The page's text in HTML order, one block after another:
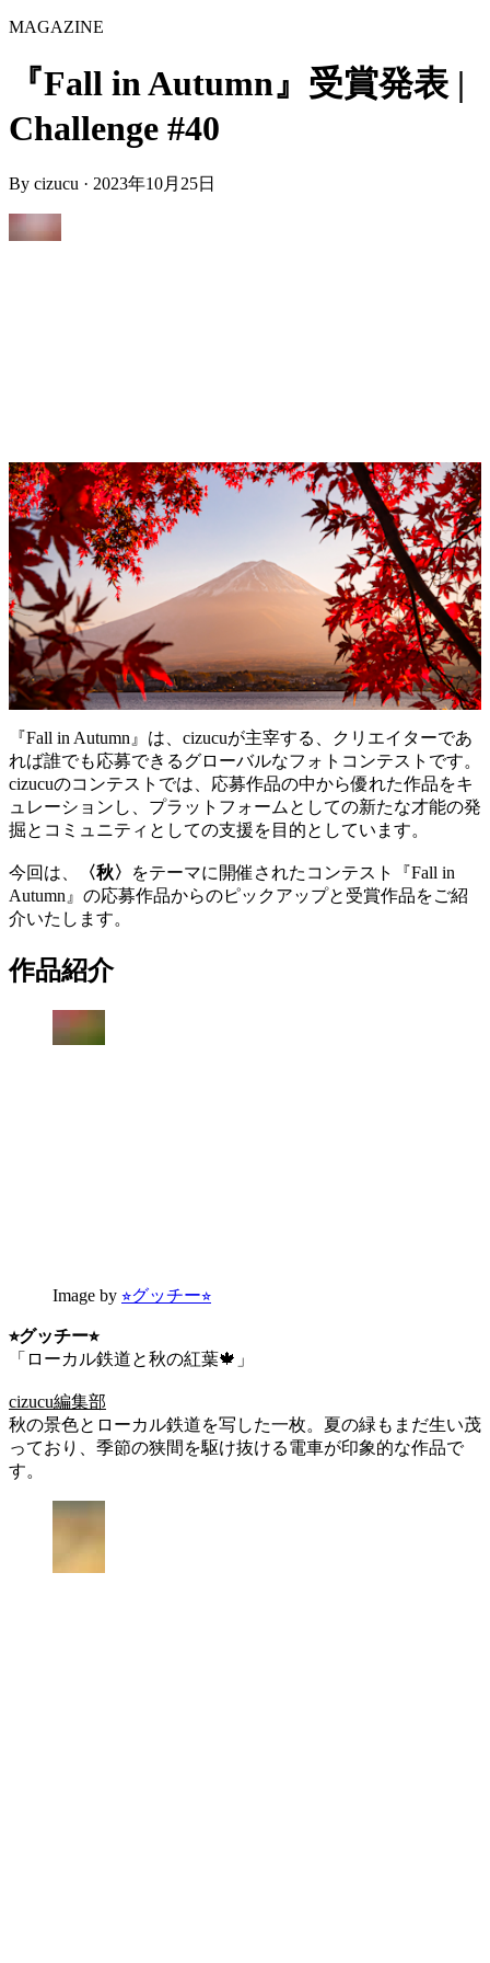
MAGAZINE
『Fall in Autumn』受賞発表 |
Challenge #40
By cizucu · 2023年10月25日
『Fall in Autumn』は、cizucuが主宰する、クリエイターであ
れば誰でも応募できるグローバルなフォトコンテストです。
cizucuのコンテストでは、応募作品の中から優れた作品をキ
ュレーションし、プラットフォームとしての新たな才能の発
掘とコミュニティとしての支援を目的としています。
今回は、 〈秋〉
をテーマに開催されたコンテスト『Fall in
Autumn』の応募作品からのピックアップと受賞作品をご紹
介いたします。
作品紹介
Image by ⭐︎グッチー⭐︎
⭐︎グッチー⭐︎
「ローカル鉄道と秋の紅葉🍁」
cizucu編集部
秋の景色とローカル鉄道を写した一枚。夏の緑もまだ生い茂
っており、季節の狭間を駆け抜ける電車が印象的な作品で
す。